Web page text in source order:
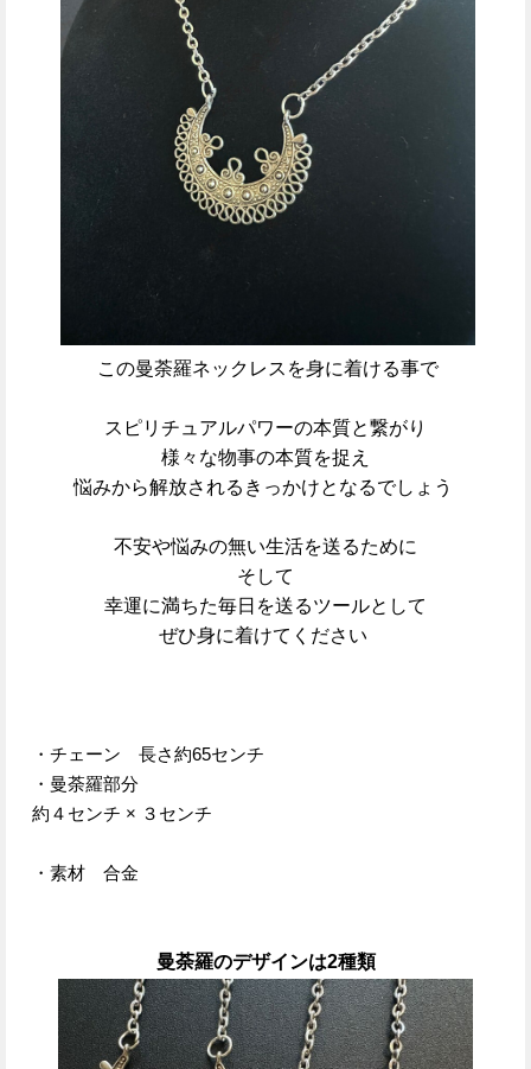
この曼荼羅ネックレスを身に着ける事で
スピリチュアルパワーの本質と繋がり
様々な物事の本質を捉え
悩みから解放されるきっかけとなるでしょう
不安や悩みの無い生活を送るために
そして
幸運に満ちた毎日を送るツールとして
ぜひ身に着けてください
・チェーン 長さ約65センチ
・曼荼羅部分
約４センチ × ３センチ
・素材 合金
曼荼羅のデザインは2種類